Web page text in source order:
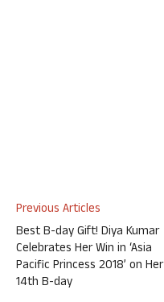
Previous Articles
Best B-day Gift! Diya Kumar
Celebrates Her Win in ‘Asia
Pacific Princess 2018’ on Her
14th B-day